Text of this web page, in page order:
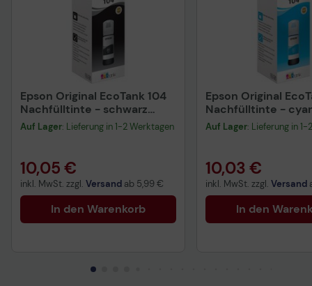
Epson Original EcoTank 104
Nachfülltinte - schwarz
(C13T00P140)
Auf Lager: Lieferung in 1-2 Werktagen
10,05 €
inkl. MwSt. zzgl. Versand ab 5,99 €
In den Warenkorb
Epson Original
Nachfülltinte -
(C13T00P240)
Auf Lager: Lieferung in
10,03 €
inkl. MwSt. zzgl. Versand
In den